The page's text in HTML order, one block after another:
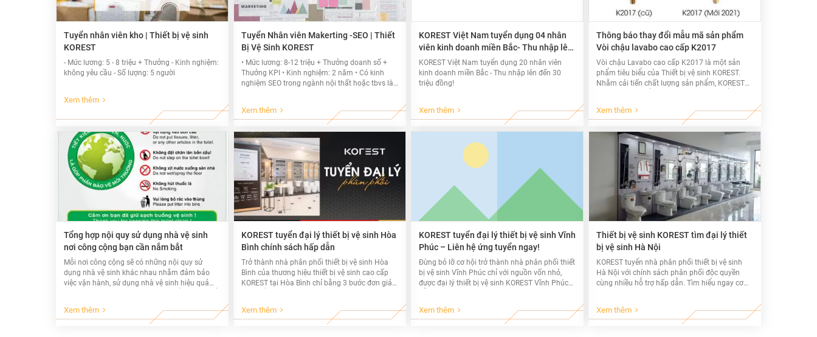
Tuyển nhân viên kho | Thiết bị vệ sinh
KOREST
- Mức lương: 5 - 8 triệu + Thưởng - Kinh nghiệm:
không yêu cầu - Số lượng: 5 người
Xem thêm
Tuyển Nhân viên Makerting -SEO | Thiết
Bị Vệ Sinh KOREST
• Mức lương: 8-12 triệu + Thưởng doanh số +
Thưởng KPI • Kinh nghiệm: 2 năm • Có kinh
nghiệm SEO trong ngành nội thất hoặc tbvs là
Xem thêm
KOREST Việt Nam tuyển dụng 04 nhân
viên kinh doanh miền Bắc- Thu nhập lên
đến 30 triệu đồng
KOREST Việt Nam tuyển dụng 20 nhân viên
kinh doanh miền Bắc - Thu nhập lên đến 30
triệu đồng!
Xem thêm
Thông báo thay đổi mẫu mã sản phẩm
Vòi chậu lavabo cao cấp K2017
Vòi chậu Lavabo cao cấp K2017 là một sản
phẩm tiêu biểu của Thiết bị vệ sinh KOREST.
Nhằm cải tiến chất lượng sản phẩm, KOREST
sử dụng công nghệ mạ đen tĩnh điện giúp
K2017 có lớp đen mịn, độc đáo, được nhiều
khách hàng ưa chuộng.
Xem thêm
Tổng hợp nội quy sử dụng nhà vệ sinh
nơi công cộng bạn cần nắm bắt
Mỗi nơi công cộng sẽ có những nội quy sử
dụng nhà vệ sinh khác nhau nhằm đảm bảo
việc vận hành, sử dụng nhà vệ sinh hiệu quả
Xem thêm
KOREST tuyển đại lý thiết bị vệ sinh Hòa
Bình chính sách hấp dẫn
Trở thành nhà phân phối thiết bị vệ sinh Hòa
Bình của thương hiệu thiết bị vệ sinh cao cấp
KOREST tại Hòa Bình chỉ bằng 3 bước đơn giản.
Xem thêm
KOREST tuyển đại lý thiết bị vệ sinh Vĩnh
Phúc – Liên hệ ứng tuyển ngay!
Đừng bỏ lỡ cơ hội trở thành nhà phân phối thiết
bị vệ sinh Vĩnh Phúc chỉ với nguồn vốn nhỏ,
được đại lý thiết bị vệ sinh KOREST Vĩnh Phúc
Xem thêm
Thiết bị vệ sinh KOREST tìm đại lý thiết
bị vệ sinh Hà Nội
KOREST tuyển nhà phân phối thiết bị vệ sinh
Hà Nội với chính sách phân phối độc quyền
cùng nhiều hỗ trợ hấp dẫn. Tìm hiểu ngay cơ
Xem thêm